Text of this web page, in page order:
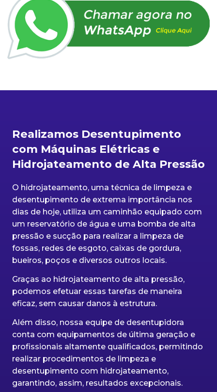
Realizamos Desentupimento
com Máquinas Elétricas e
Hidrojateamento de Alta Pressão
O hidrojateamento, uma técnica de limpeza e
desentupimento de extrema importância nos
dias de hoje, utiliza um caminhão equipado com
um reservatório de água e uma bomba de alta
pressão e sucção para realizar a limpeza de
fossas, redes de esgoto, caixas de gordura,
bueiros, poços e diversos outros locais.
Graças ao hidrojateamento de alta pressão,
podemos efetuar essas tarefas de maneira
eficaz, sem causar danos à estrutura.
Além disso, nossa equipe de desentupidora
conta com equipamentos de última geração e
profissionais altamente qualificados, permitindo
realizar procedimentos de limpeza e
desentupimento com hidrojateamento,
garantindo, assim, resultados excepcionais.